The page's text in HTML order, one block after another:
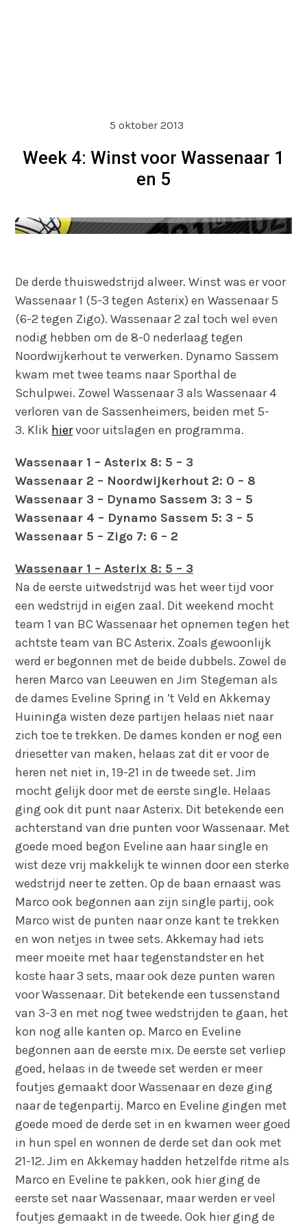
5 oktober 2013
Week 4: Winst voor Wassenaar 1
en 5
De derde thuiswedstrijd alweer. Winst was er voor
Wassenaar 1 (5-3 tegen Asterix) en Wassenaar 5
(6-2 tegen Zigo). Wassenaar 2 zal toch wel even
nodig hebben om de 8-0 nederlaag tegen
Noordwijkerhout te verwerken. Dynamo Sassem
kwam met twee teams naar Sporthal de
Schulpwei. Zowel Wassenaar 3 als Wassenaar 4
verloren van de Sassenheimers, beiden met 5-
3. Klik hiervoor uitslagen en programma.
Wassenaar 1 – Asterix 8: 5 – 3
Wassenaar 2 – Noordwijkerhout 2: 0 – 8
Wassenaar 3 – Dynamo Sassem 3: 3 – 5
Wassenaar 4 – Dynamo Sassem 5: 3 – 5
Wassenaar 5 – Zigo 7: 6 – 2
Wassenaar 1 – Asterix 8: 5 – 3
Na de eerste uitwedstrijd was het weer tijd voor
een wedstrijd in eigen zaal. Dit weekend mocht
team 1 van BC Wassenaar het opnemen tegen het
achtste team van BC Asterix. Zoals gewoonlijk
werd er begonnen met de beide dubbels. Zowel de
heren Marco van Leeuwen en Jim Stegeman als
de dames Eveline Spring in ’t Veld en Akkemay
Huininga wisten deze partijen helaas niet naar
zich toe te trekken. De dames konden er nog een
driesetter van maken, helaas zat dit er voor de
heren net niet in, 19-21 in de tweede set. Jim
mocht gelijk door met de eerste single. Helaas
ging ook dit punt naar Asterix. Dit betekende een
achterstand van drie punten voor Wassenaar. Met
goede moed begon Eveline aan haar single en
wist deze vrij makkelijk te winnen door een sterke
wedstrijd neer te zetten. Op de baan ernaast was
Marco ook begonnen aan zijn single partij, ook
Marco wist de punten naar onze kant te trekken
en won netjes in twee sets. Akkemay had iets
meer moeite met haar tegenstandster en het
koste haar 3 sets, maar ook deze punten waren
voor Wassenaar. Dit betekende een tussenstand
van 3-3 en met nog twee wedstrijden te gaan, het
kon nog alle kanten op. Marco en Eveline
begonnen aan de eerste mix. De eerste set verliep
goed, helaas in de tweede set werden er meer
foutjes gemaakt door Wassenaar en deze ging
naar de tegenpartij. Marco en Eveline gingen met
goede moed de derde set in en kwamen weer goed
in hun spel en wonnen de derde set dan ook met
21-12. Jim en Akkemay hadden hetzelfde ritme als
Marco en Eveline te pakken, ook hier ging de
eerste set naar Wassenaar, maar werden er veel
foutjes gemaakt in de tweede. Ook hier ging de